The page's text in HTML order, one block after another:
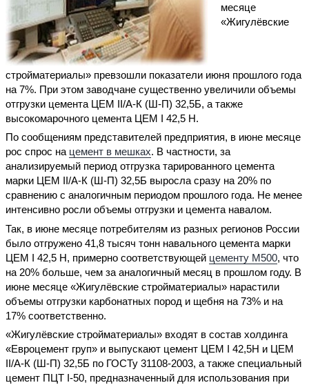
месяце
«Жигулёвские
стройматериалы» превзошли показатели июня прошлого года
на 7%. При этом заводчане существенно увеличили объемы
отгрузки цемента ЦЕМ II/A-К (Ш-П) 32,5Б, а также
высокомарочного цемента ЦЕМ I 42,5 Н.
По сообщениям представителей предприятия, в июне месяце
рос спрос на цемент в мешках. В частности, за
анализируемый период отгрузка тарированного цемента
марки ЦЕМ II/A-К (Ш-П) 32,5Б выросла сразу на 20% по
сравнению с аналогичным периодом прошлого года. Не менее
интенсивно росли объемы отгрузки и цемента навалом.
Так, в июне месяце потребителям из разных регионов России
было отгружено 41,8 тысяч тонн навального цемента марки
ЦЕМ I 42,5 Н, примерно соответствующей цементу М500, что
на 20% больше, чем за аналогичный месяц в прошлом году. В
июне месяце «Жигулёвские стройматериалы» нарастили
объемы отгрузки карбонатных пород и щебня на 73% и на
17% соответственно.
«Жигулёвские стройматериалы» входят в состав холдинга
«Евроцемент груп» и выпускают цемент ЦЕМ I 42,5H и ЦЕМ
II/A-К (Ш-П) 32,5Б по ГОСТу 31108-2003, а также специальный
цемент ПЦТ I-50, предназначенный для использования при